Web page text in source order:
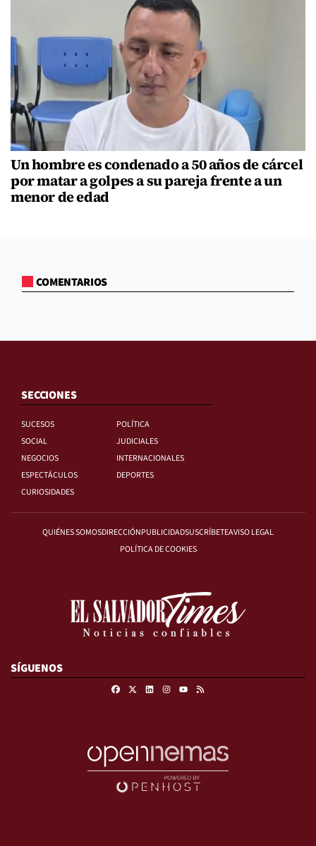
Un hombre es condenado a 50 años de cárcel
por matar a golpes a su pareja frente a un
menor de edad
COMENTARIOS
SECCIONES
SUCESOS
POLÍTICA
SOCIAL
JUDICIALES
NEGOCIOS
INTERNACIONALES
ESPECTÁCULOS
DEPORTES
CURIOSIDADES
QUIÉNES SOMOSDIRECCIÓNPUBLICIDADSUSCRÍBETEAVISO LEGAL
POLÍTICA DE COOKIES
SÍGUENOS
FacebookLinkedinInstagram